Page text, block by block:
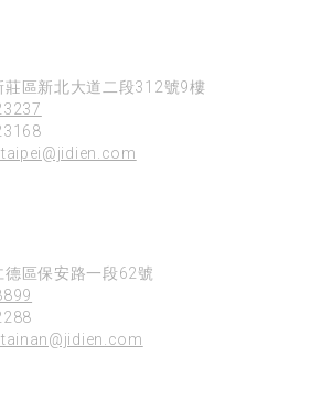
莊區新北大道二段312號9樓
區保安路一段62號